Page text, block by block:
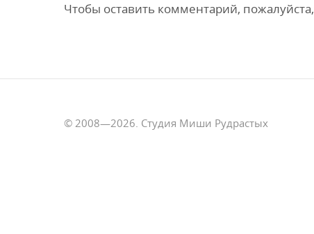
Чтобы оставить комментарий, пожалуйста,
© 2008—2026. Студия Миши Рудрастых